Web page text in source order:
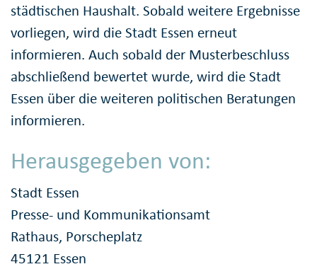
städtischen Haushalt. Sobald weitere Ergebnisse
vorliegen, wird die Stadt Essen erneut
informieren. Auch sobald der Musterbeschluss
abschließend bewertet wurde, wird die Stadt
Essen über die weiteren politischen Beratungen
informieren.
Herausgegeben von:
Stadt Essen
Presse- und Kommunikationsamt
Rathaus, Porscheplatz
45121 Essen